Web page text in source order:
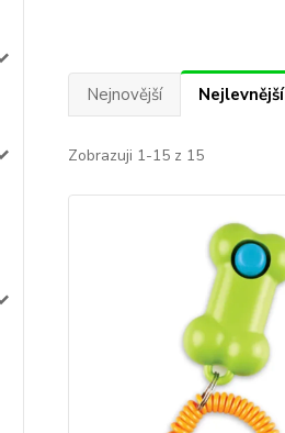
Nejnovější Nejlevnější
Zobrazuji 1-15 z 15